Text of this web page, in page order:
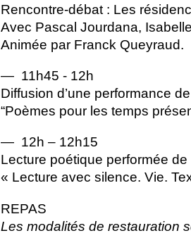
Rencontre-débat : Les
Avec Pascal Jourdana,
Animée par Franck Queyraud.
— 11h45 - 12h
Diffusion d’une performance
“Poèmes pour les temps
— 12h – 12h15
Lecture poétique performée
« Lecture avec silence. Vie.
REPAS
Les modalités de restauration